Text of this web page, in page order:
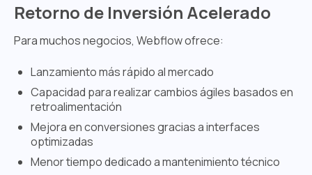
Retorno de Inversión Acelerado
Para muchos negocios, Webflow ofrece:
Lanzamiento más rápido al mercado
Capacidad para realizar cambios ágiles basados en
retroalimentación
Mejora en conversiones gracias a interfaces
optimizadas
Menor tiempo dedicado a mantenimiento técnico